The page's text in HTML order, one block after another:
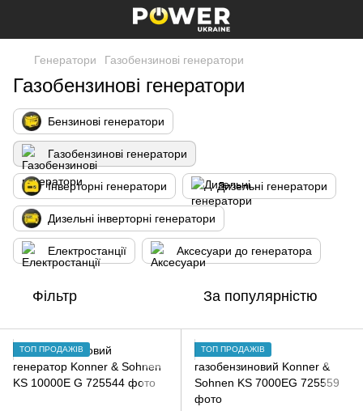
Генератори Газобензинові генератори
Газобензинові генератори
Бензинові генератори
Газобензинові генератори
Інверторні генератори Дизельні генератори
Дизельні інверторні генератори
Електростанції Аксесуари до генератора
Фільтр За популярністю
ТОП ПРОДАЖІВ ТОП ПРОДАЖІВ